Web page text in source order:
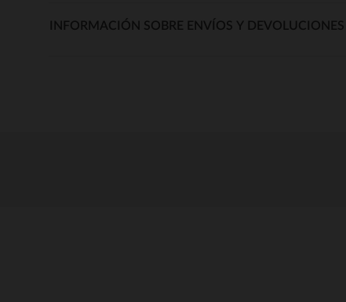
INFORMACIÓN SOBRE ENVÍOS Y DEVOLUCIONES